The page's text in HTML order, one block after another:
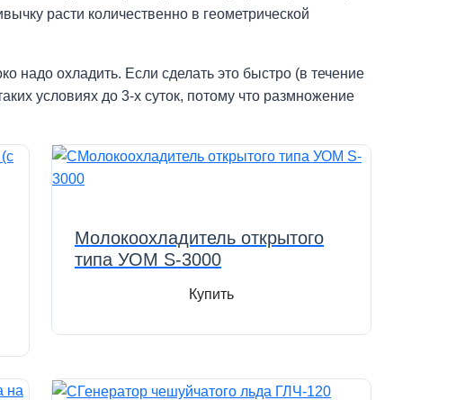
расти количественно в геометрической
надо охладить. Если сделать это быстро (в течение
условиях до 3-х суток, потому что размножение
Молокоохладитель открытого
типа УОМ S-3000
Купить